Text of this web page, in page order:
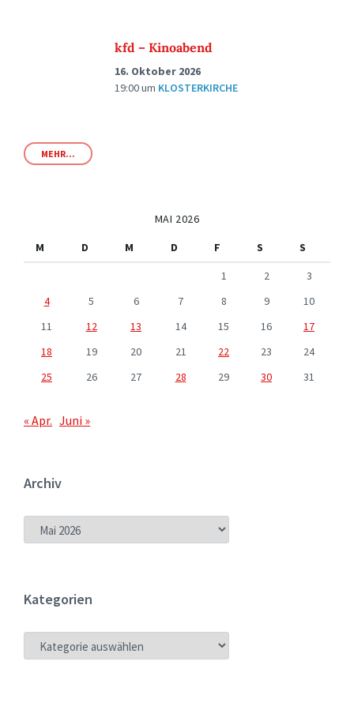
kfd – Kinoabend
16. Oktober 2026
19:00um KLOSTERKIRCHE
MEHR...
MAI 2026
M
D M D F S
S
1
2
3
4
5 6 7 8 9
10
11
12 13 14 15 16
17
18
19 20 21 22 23
24
25
26 27 28 29 30 31
« Apr. Juni »
Archiv
ARCHIV
Kategorien
KATEGORIEN